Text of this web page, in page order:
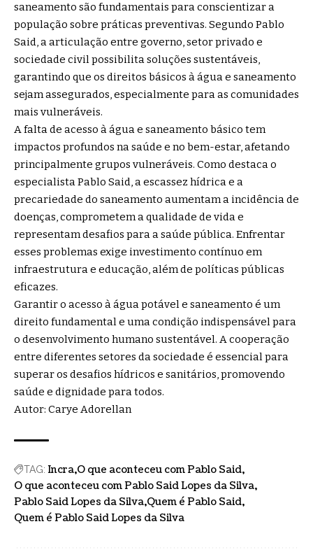
saneamento são fundamentais para conscientizar a
população sobre práticas preventivas. Segundo Pablo
Said, a articulação entre governo, setor privado e
sociedade civil possibilita soluções sustentáveis,
garantindo que os direitos básicos à água e saneamento
sejam assegurados, especialmente para as comunidades
mais vulneráveis.
A falta de acesso à água e saneamento básico tem
impactos profundos na saúde e no bem-estar, afetando
principalmente grupos vulneráveis. Como destaca o
especialista Pablo Said, a escassez hídrica e a
precariedade do saneamento aumentam a incidência de
doenças, comprometem a qualidade de vida e
representam desafios para a saúde pública. Enfrentar
esses problemas exige investimento contínuo em
infraestrutura e educação, além de políticas públicas
eficazes.
Garantir o acesso à água potável e saneamento é um
direito fundamental e uma condição indispensável para
o desenvolvimento humano sustentável. A cooperação
entre diferentes setores da sociedade é essencial para
superar os desafios hídricos e sanitários, promovendo
saúde e dignidade para todos.
Autor: Carye Adorellan
TAG: Incra O que aconteceu com Pablo Said
O que aconteceu com Pablo Said Lopes da Silva
Pablo Said Lopes da Silva Quem é Pablo Said
Quem é Pablo Said Lopes da Silva